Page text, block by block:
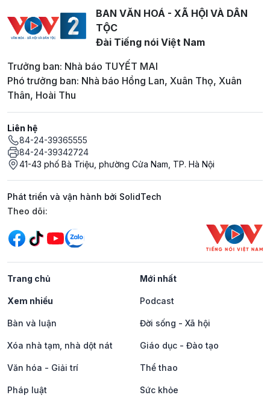
BAN VĂN HOÁ - XÃ HỘI VÀ DÂN
TỘC
Đài Tiếng nói Việt Nam
Trưởng ban: Nhà báo TUYẾT MAI
Phó trưởng ban: Nhà báo Hồng Lan, Xuân Thọ, Xuân
Thân, Hoài Thu
Liên hệ
84-24-39365555
84-24-39342724
41-43 phố Bà Triệu, phường Cửa Nam, TP. Hà Nội
Phát triển và vận hành bởi SolidTech
Mạng xã hội
Theo dõi:
Trang chủ Mới nhất
Xem nhiều Podcast
Bàn và luận Đời sống - Xã hội
Xóa nhà tạm, nhà dột nát Giáo dục - Đào tạo
Văn hóa - Giải trí Thể thao
Pháp luật Sức khỏe